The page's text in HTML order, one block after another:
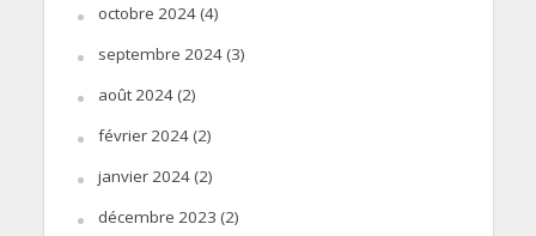
octobre 2024(4)
septembre 2024(3)
août 2024(2)
février 2024(2)
janvier 2024(2)
décembre 2023 (2)